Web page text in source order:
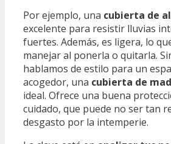
Por ejemplo, una cubierta de
excelente para resistir lluvias
fuertes. Además, es ligera, lo
manejar al ponerla o quitarla.
hablamos de estilo para un
acogedor, una cubierta de
ideal. Ofrece una buena
cuidado, que puede no ser tan
desgasto por la intemperie.